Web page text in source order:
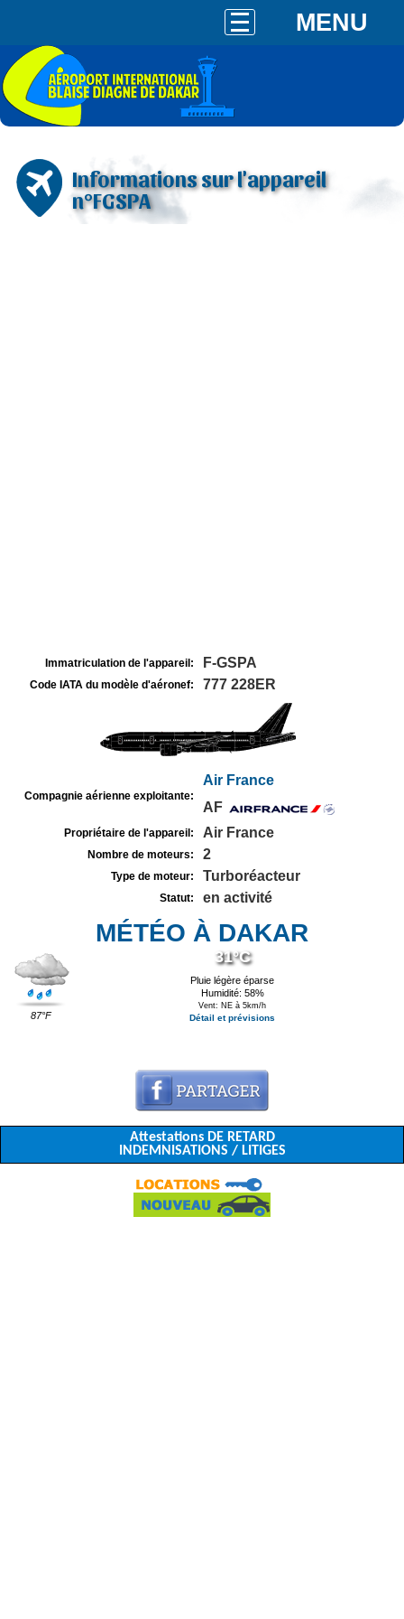
MENU
Informations sur l'appareil
n°FGSPA
Immatriculation de l'appareil: F-GSPA
Code IATA du modèle d'aéronef: 777 228ER
Compagnie aérienne exploitante:
Air France
AF
Propriétaire de l'appareil: Air France
Nombre de moteurs: 2
Type de moteur: Turboréacteur
Statut: en activité
MÉTÉO À DAKAR
87°F
31°C
Pluie légère éparse
Humidité: 58%
Vent: NE à 5km/h
Détail et prévisions
Attestations DE RETARD
INDEMNISATIONS / LITIGES